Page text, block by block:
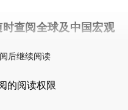
时查阅全球及中国宏观
后继续阅读
的阅读权限